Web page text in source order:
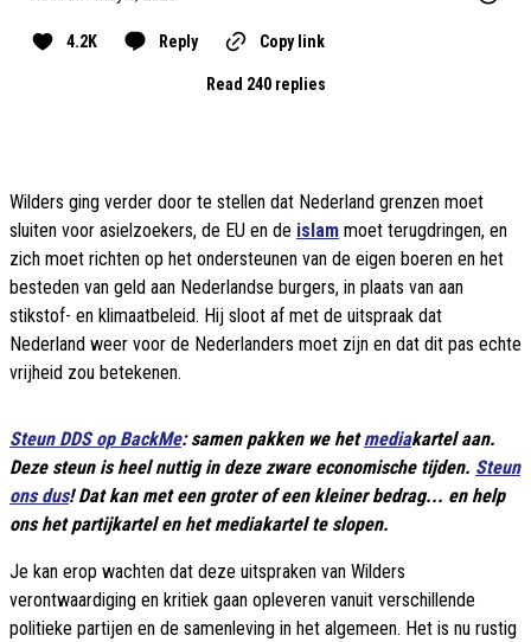
4.2K Reply Copy link
Read 240 replies
Wilders ging verder door te stellen dat Nederland grenzen moet
sluiten voor asielzoekers, de EU en de islam moet terugdringen, en
zich moet richten op het ondersteunen van de eigen boeren en het
besteden van geld aan Nederlandse burgers, in plaats van aan
stikstof- en klimaatbeleid. Hij sloot af met de uitspraak dat
Nederland weer voor de Nederlanders moet zijn en dat dit pas echte
vrijheid zou betekenen.
Steun DDS op BackMe: samen pakken we hetmediakartel aan.
Deze steun is heel nuttig in deze zware economische tijden. Steun
ons dus! Dat kan met een groter of een kleiner bedrag... en help
ons het partijkartel en het mediakartel te slopen.
Je kan erop wachten dat deze uitspraken van Wilders
verontwaardiging en kritiek gaan opleveren vanuit verschillende
politieke partijen en de samenleving in het algemeen. Het is nu rustig